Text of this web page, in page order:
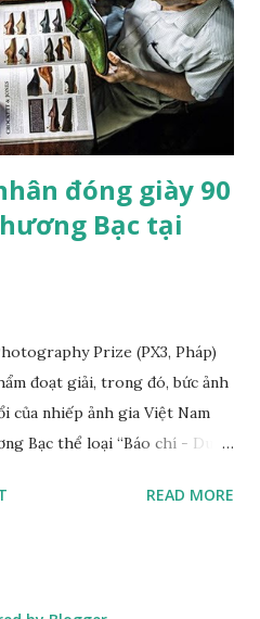
triển của nhiếp ảnh, khi mọi thứ
còn nguyên không? Hay nói
ảnh ngày càng dễ dàng hơn,
ảnh trở nên có ý nghĩa?
đóng giày 90
Bạc tại
Prize (PX3, Pháp)
đoạt giải, trong đó, bức ảnh
của nhiếp ảnh gia Việt Nam
Bạc thể loại “Báo chí - Du
nhân Trịnh Ngọc sống ởREAD MORE